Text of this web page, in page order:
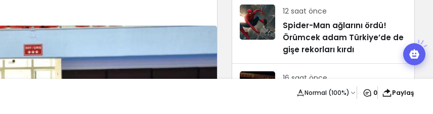
Normal (100%) 0 Paylaş
12 saat önce
Spider-Man ağlarını ördü!
Örümcek adam Türkiye’de de
gişe rekorları kırdı
16 saat önce
Mardin'de dereye düşen